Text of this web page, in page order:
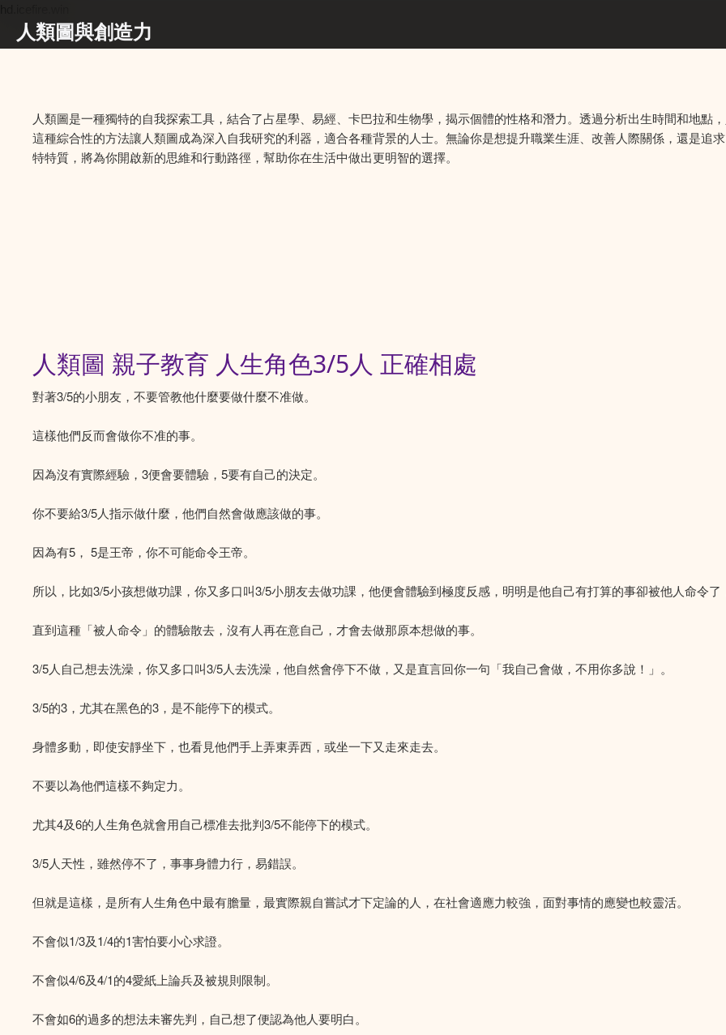
人類圖與創造力
人類圖是一種獨特的自我探索工具，結合了占星學、易經、卡巴拉和生物學，揭示個體的性格和潛力。透過分析出生時間和地點
這種綜合性的方法讓人類圖成為深入自我研究的利器，適合各種背景的人士。無論你是想提升職業生涯、改善人際關係，還是追
特特質，將為你開啟新的思維和行動路徑，幫助你在生活中做出更明智的選擇。
人類圖 親子教育 人生角色3/5人 正確相處
對著3/5的小朋友，不要管教他什麼要做什麼不准做。
這樣他們反而會做你不准的事。
因為沒有實際經驗，3便會要體驗，5要有自己的決定。
你不要給3/5人指示做什麼，他們自然會做應該做的事。
因為有5， 5是王帝，你不可能命令王帝。
所以，比如3/5小孩想做功課，你又多口叫3/5小朋友去做功課，他便會體驗到極度反感，明明是他自己有打算的事卻被他人命令了
直到這種「被人命令」的體驗散去，沒有人再在意自己，才會去做那原本想做的事。
3/5人自己想去洗澡，你又多口叫3/5人去洗澡，他自然會停下不做，又是直言回你一句「我自己會做，不用你多說！」。
3/5的3，尤其在黑色的3，是不能停下的模式。
身體多動，即使安靜坐下，也看見他們手上弄東弄西，或坐一下又走來走去。
不要以為他們這樣不夠定力。
尤其4及6的人生角色就會用自己標准去批判3/5不能停下的模式。
3/5人天性，雖然停不了，事事身體力行，易錯誤。
但就是這樣，是所有人生角色中最有膽量，最實際親自嘗試才下定論的人，在社會適應力較強，面對事情的應變也較靈活。
不會似1/3及1/4的1害怕要小心求證。
不會似4/6及4/1的4愛紙上論兵及被規則限制。
不會如6的過多的想法未審先判，自己想了便認為他人要明白。